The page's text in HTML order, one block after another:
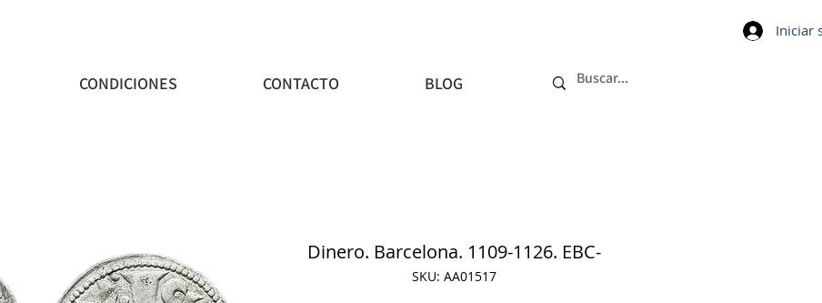
Iniciar
CONDICIONES CONTACTO BLOG
Dinero. Barcelona. 1109-1126. EBC-
SKU: AA01517